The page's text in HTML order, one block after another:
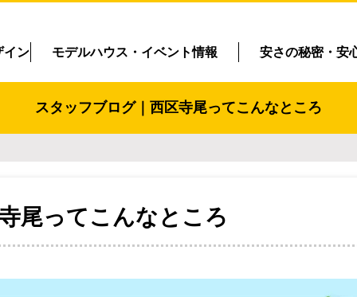
イン モデルハウス・イベント情報 安さの秘密・安
スタッフブログ｜西区寺尾ってこんなところ
尾ってこんなところ